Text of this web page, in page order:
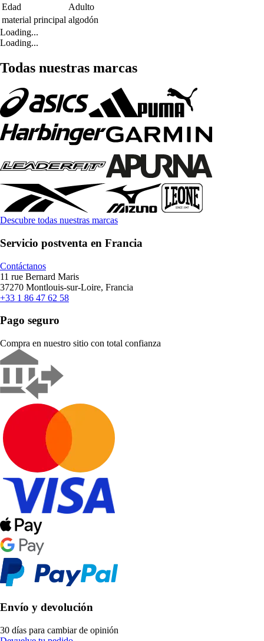
Edad
Adulto
material principal algodón
Loading...
Loading...
Todas nuestras marcas
Descubre todas nuestras marcas
Servicio postventa en Francia
Contáctanos
11 rue Bernard Maris
37270 Montlouis-sur-Loire, Francia
+33 1 86 47 62 58
Pago seguro
Compra en nuestro sitio con total confianza
Envío y devolución
30 días para cambiar de opinión